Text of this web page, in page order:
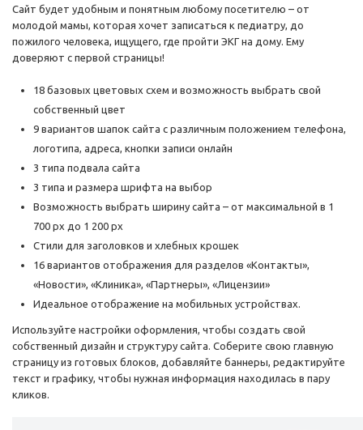
Сайт будет удобным и понятным любому посетителю – от
молодой мамы, которая хочет записаться к педиатру, до
пожилого человека, ищущего, где пройти ЭКГ на дому. Ему
доверяют с первой страницы!
18 базовых цветовых схем и возможность выбрать свой
собственный цвет
9 вариантов шапок сайта с различным положением телефона,
логотипа, адреса, кнопки записи онлайн
3 типа подвала сайта
3 типа и размера шрифта на выбор
Возможность выбрать ширину сайта – от максимальной в 1
700 px до 1 200 px
Стили для заголовков и хлебных крошек
16 вариантов отображения для разделов «Контакты»,
«Новости», «Клиника», «Партнеры», «Лицензии»
Идеальное отображение на мобильных устройствах.
Используйте настройки оформления, чтобы создать свой
собственный дизайн и структуру сайта. Соберите свою главную
страницу из готовых блоков, добавляйте баннеры, редактируйте
текст и графику, чтобы нужная информация находилась в пару
кликов.